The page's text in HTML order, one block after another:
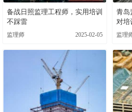
备战日照监理工程师，实用培训
不踩雷
监理师 2025-02-05
青岛
对培
监理